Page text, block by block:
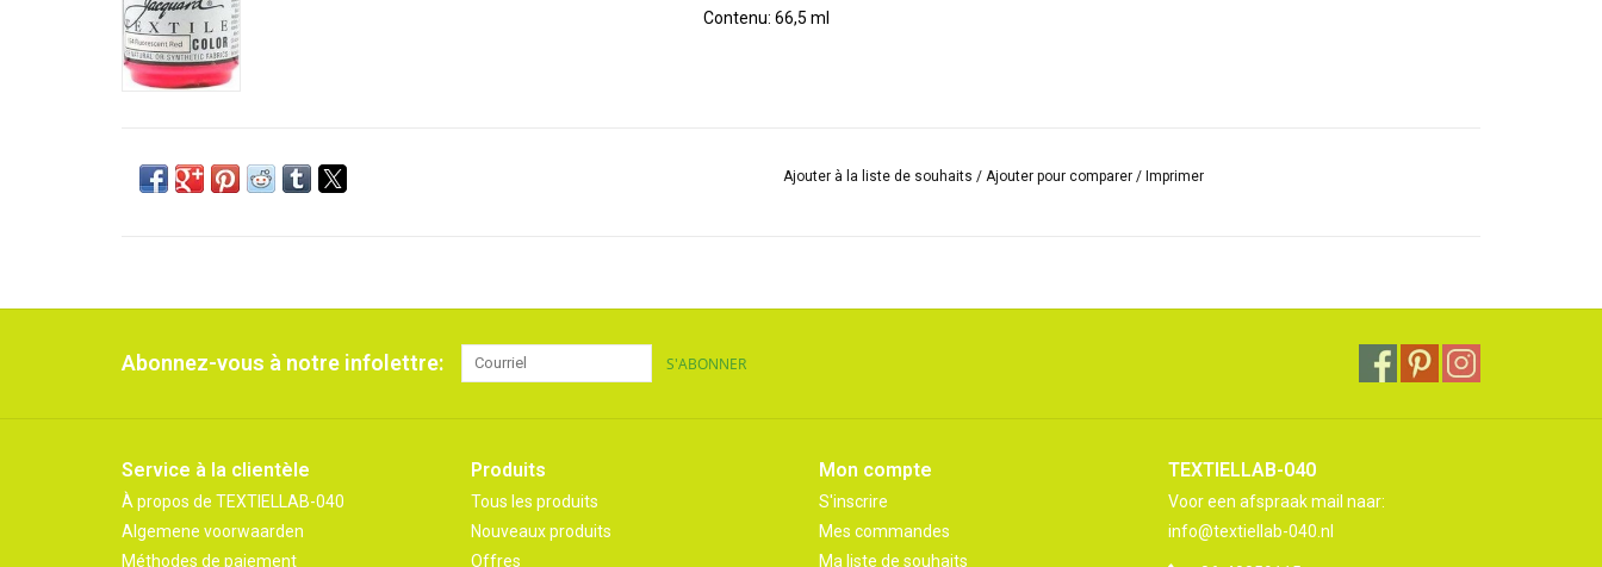
Contenu: 66,5 ml
Ajouter à la liste de souhaits / Ajouter pour comparer /Imprimer
Abonnez-vous à notre infolettre: S'ABONNER
Service à la clientèle
À propos de TEXTIELLAB-040
Algemene voorwaarden
Méthodes de paiement
Produits
Tous les produits
Nouveaux produits
Offres
Mon compte
S'inscrire
Mes commandes
Ma liste de souhaits
TEXTIELLAB-040
Voor een afspraak mail naar:
info@textiellab-040.nl